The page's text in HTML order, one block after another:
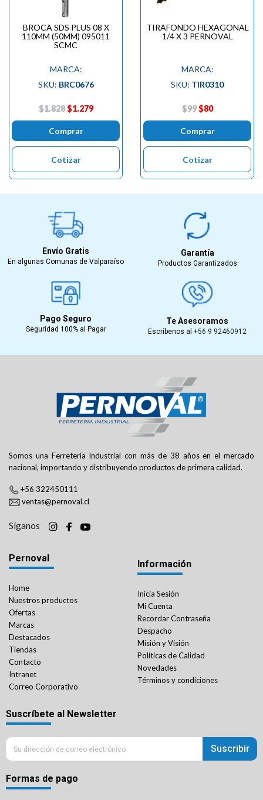
BROCA SDS PLUS 08 X
110MM (50MM) 095011
SCMC
MARCA:
SKU: BRC0676
$1.828 $1.279
Comprar
Cotizar
TIRAFONDO HEXAGONAL
1/4 X 3 PERNOVAL
MARCA:
SKU: TIR0310
$99 $80
Comprar
Cotizar
Envío Gratis
En algunas Comunas de Valparaíso
Garantía
Productos Garantizados
Pago Seguro
Seguridad 100% al Pagar
Te Asesoramos
Escríbenos al +56 9 92460912
Somos una Ferretería Industrial con más de 38 años en el mercado
nacional, importando y distribuyendo productos de primera calidad.
+56 322450111
ventas@pernoval.cl
Síganos
Pernoval
Home
Nuestros productos
Ofertas
Marcas
Destacados
Tiendas
Contacto
Intranet
Correo Corporativo
Información
Inicia Sesión
Mi Cuenta
Recordar Contraseña
Despacho
Misión y Visión
Políticas de Calidad
Novedades
Términos y condiciones
Suscríbete al Newsletter
Suscribir
Formas de pago